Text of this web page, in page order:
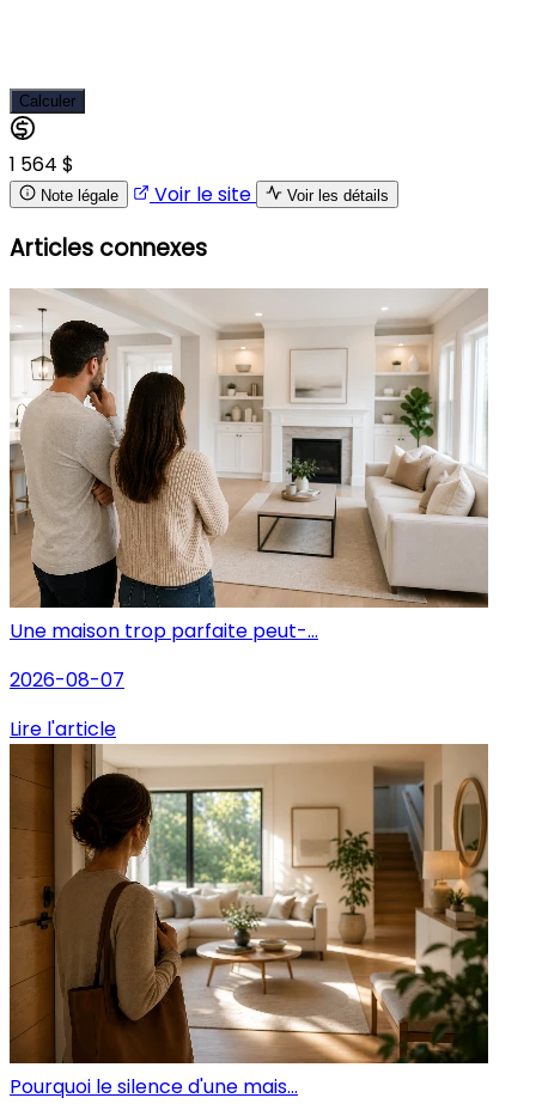
Calculer
1 564 $
Note légale Voir le site Voir les détails
Articles connexes
Une maison trop parfaite peut-...
2026-08-07
Lire l'article
Pourquoi le silence d'une mais...